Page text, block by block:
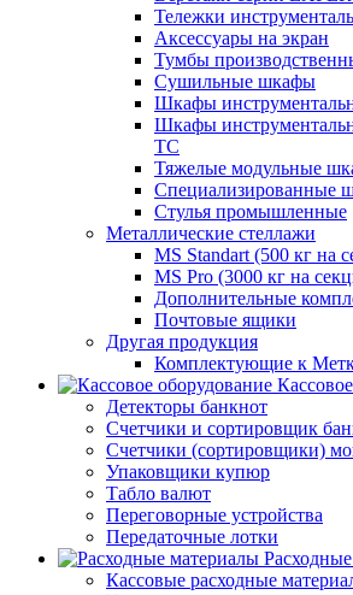
Тележки
Аксессуары на экран
Тумбы
Cушильные шкафы
Шкафы
Шкафы
TC
Тяжелые модульные
Cпециализированные
Стулья промышленные
Металлические стеллажи
MS Standart (500 кг на
MS Pro (3000 кг на
Дополнительные
Почтовые ящики
Другая продукция
Комплектующие к
Детекторы банкнот
Счетчики и сортировщик
Счетчики (сортировщики)
Упаковщики купюр
Табло валют
Переговорные устройства
Передаточные лотки
Кассовые расходные